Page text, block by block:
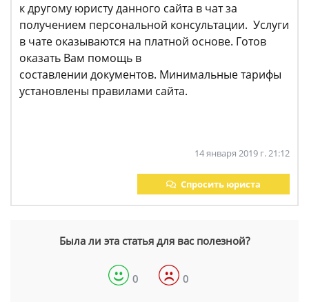
к другому юристу данного сайта в чат за
получением персональной консультации. Услуги
в чате оказываются на платной основе. Готов
оказать Вам помощь в
составлении документов. Минимальные тарифы
установлены правилами сайта.
14 января 2019 г. 21:12
Спросить юриста
Была ли эта статья для вас полезной?
0 0